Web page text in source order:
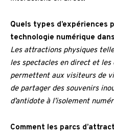
Quels types d’expériences
technologie numérique
Les attractions physiques
les spectacles en direct et
permettent aux visiteurs de
de partager des souvenirs
d’antidote à l’isolement
Comment les parcs